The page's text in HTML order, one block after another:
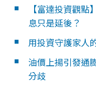
【富達投資觀
息只是延後？
用投資守護家人
油價上揚引發通
分歧